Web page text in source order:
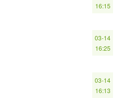
16:15
03-14
16:25
03-14
16:13